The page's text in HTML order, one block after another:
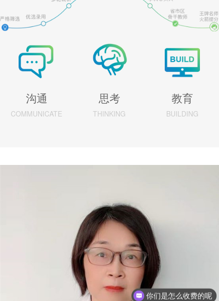
沟通
COMMUNICATE
思考
THINKING
教育
BUILDING
你们是怎么收费的呢